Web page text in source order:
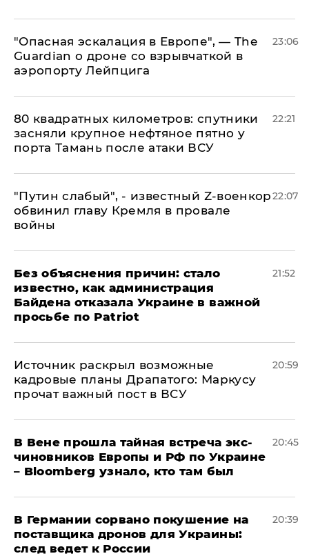
"Опасная эскалация в Европе", — The
Guardian о дроне со взрывчаткой в
аэропорту Лейпцига
23:06
80 квадратных километров: спутники
засняли крупное нефтяное пятно у
порта Тамань после атаки ВСУ
22:21
​"Путин слабый", - известный Z-военкор
обвинил главу Кремля в провале
войны
22:07
Без объяснения причин: стало
известно, как администрация
Байдена отказала Украине в важной
просьбе по Patriot
21:52
​Источник раскрыл возможные
кадровые планы Драпатого: Маркусу
прочат важный пост в ВСУ
20:59
В Вене прошла тайная встреча экс-
чиновников Европы и РФ по Украине
– Bloomberg узнало, кто там был
20:45
​В Германии сорвано покушение на
поставщика дронов для Украины:
след ведет к России
20:39